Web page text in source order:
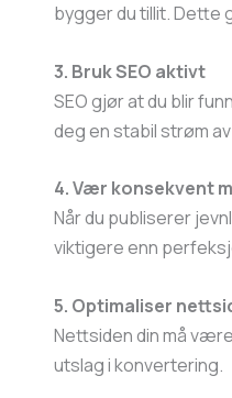
bygger du tillit. Dette
3. Bruk SEO aktivt
SEO gjør at du blir
deg en stabil strøm
4. Vær konsekvent
Når du publiserer
viktigere enn
5. Optimaliser
Nettsiden din må
utslag i konvertering.